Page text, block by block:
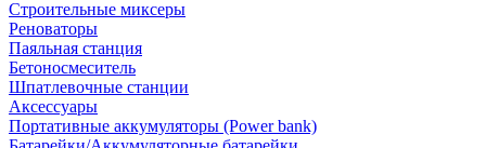
Строительные миксеры
Реноваторы
Паяльная станция
Бетоносмеситель
Шпатлевочные станции
Аксессуары
Портативные аккумуляторы (Power bank)